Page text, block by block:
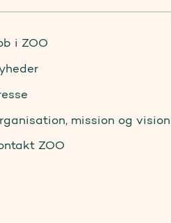
i ZOO
mission og vision
ZOO